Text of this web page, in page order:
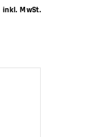
inkl. MwSt.